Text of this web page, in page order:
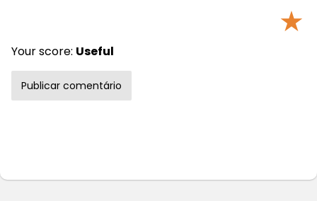
★
Your score: Useful